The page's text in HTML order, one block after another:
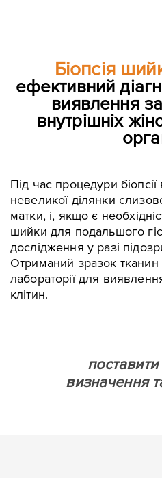
Біопсія
ефективний
виявлення
внутрішніх
Під час процедури біопсії
невеликої ділянки
матки, і, якщо є
шийки для подальшого
дослідження у разі
Отриманий зразок
лабораторії для
клітин.
Саме
визначення